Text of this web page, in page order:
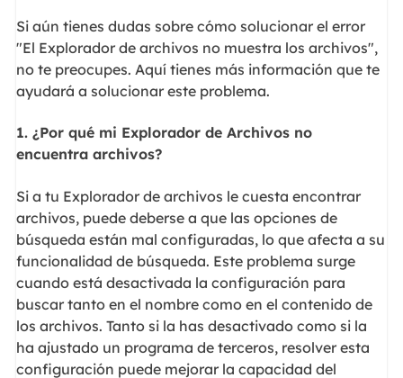
Si aún tienes dudas sobre cómo solucionar el error
"El Explorador de archivos no muestra los archivos",
no te preocupes. Aquí tienes más información que te
ayudará a solucionar este problema.
1. ¿Por qué mi Explorador de Archivos no
encuentra archivos?
Si a tu Explorador de archivos le cuesta encontrar
archivos, puede deberse a que las opciones de
búsqueda están mal configuradas, lo que afecta a su
funcionalidad de búsqueda. Este problema surge
cuando está desactivada la configuración para
buscar tanto en el nombre como en el contenido de
los archivos. Tanto si la has desactivado como si la
ha ajustado un programa de terceros, resolver esta
configuración puede mejorar la capacidad del